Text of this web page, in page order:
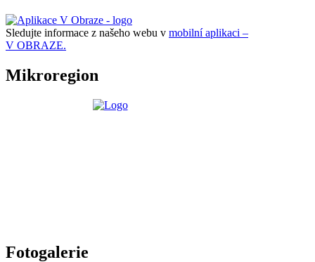
Sledujte informace z našeho webu v mobilní aplikaci –
V OBRAZE.
Mikroregion
Fotogalerie